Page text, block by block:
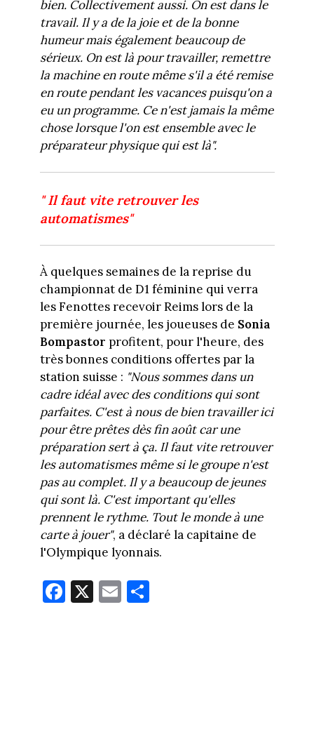
bien. Collectivement aussi. On est dans le
travail. Il y a de la joie et de la bonne
humeur mais également beaucoup de
sérieux. On est là pour travailler, remettre
la machine en route même s'il a été remise
en route pendant les vacances puisqu'on a
eu un programme. Ce n'est jamais la même
chose lorsque l'on est ensemble avec le
préparateur physique qui est là".
" Il faut vite retrouver les
automatismes"
À quelques semaines de la reprise du
championnat de D1 féminine qui verra
les Fenottes recevoir Reims lors de la
première journée, les joueuses de Sonia
Bompastor profitent, pour l'heure, des
très bonnes conditions offertes par la
station suisse : "Nous sommes dans un
cadre idéal avec des conditions qui sont
parfaites. C'est à nous de bien travailler ici
pour être prêtes dès fin août car une
préparation sert à ça. Il faut vite retrouver
les automatismes même si le groupe n'est
pas au complet. Il y a beaucoup de jeunes
qui sont là. C'est important qu'elles
prennent le rythme. Tout le monde à une
carte à jouer", a déclaré la capitaine de
l'Olympique lyonnais.
Fa
ce
X E
m
Pa
rt